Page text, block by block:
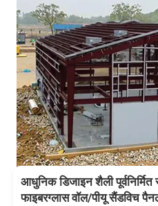
आधुनिक डिजाइन शैली
फाइबरग्लास वॉल/पीयू सैंडविच